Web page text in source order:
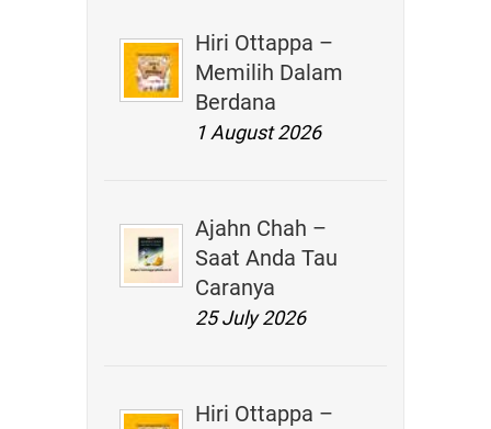
Hiri Ottappa –
Memilih Dalam
Berdana
1 August 2026
Ajahn Chah –
Saat Anda Tau
Caranya
25 July 2026
Hiri Ottappa –